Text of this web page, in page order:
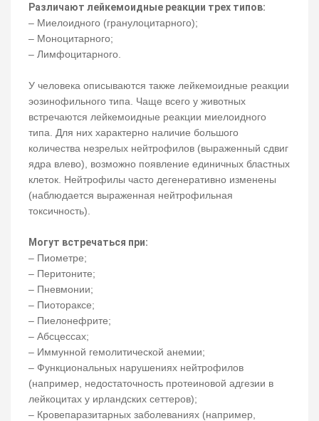
Различают лейкемоидные реакции трех типов:
– Миелоидного (гранулоцитарного);
– Моноцитарного;
– Лимфоцитарного.
У человека описываются также лейкемоидные реакции
эозинофильного типа. Чаще всего у животных
встречаются лейкемоидные реакции миелоидного
типа. Для них характерно наличие большого
количества незрелых нейтрофилов (выраженный сдвиг
ядра влево), возможно появление единичных бластных
клеток. Нейтрофилы часто дегенеративно изменены
(наблюдается выраженная нейтрофильная
токсичность).
Могут встречаться при:
– Пиометре;
– Перитоните;
– Пневмонии;
– Пиотораксе;
– Пиелонефрите;
– Абсцессах;
– Иммунной гемолитической анемии;
– Функциональных нарушениях нейтрофилов
(например, недостаточность протеиновой адгезии в
лейкоцитах у ирландских сеттеров);
– Кровепаразитарных заболеваниях (например,